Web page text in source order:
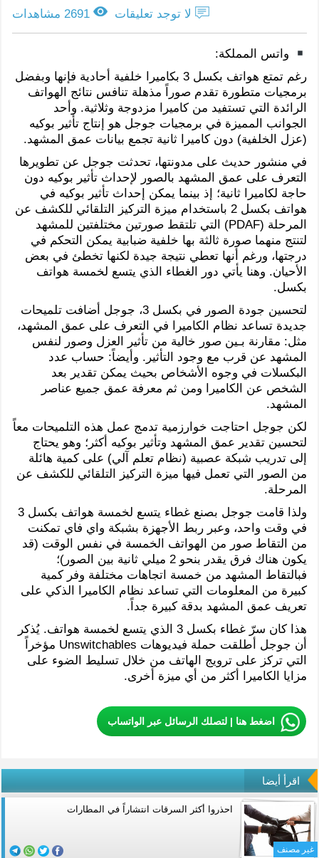
لا توجد تعليقات 2691 مشاهدات
واتس المملكة:
رغم تمتع هواتف بكسل 3 بكاميرا خلفية أحادية فإنها وبفضل
برمجيات متطورة تقدم صوراً مذهلة تنافس نتائج الهواتف
الرائدة التي تستفيد من كاميرا مزدوجة وثلاثية. وأحد
الجوانب المميزة في برمجيات جوجل هو إنتاج تأثير بوكيه
(عزل الخلفية) دون كاميرا ثانية تجمع بيانات عمق المشهد.
في منشور حديث على مدونتها، تحدثت جوجل عن تطويرها
التعرف على عمق المشهد بالصور لإحداث تأثير بوكيه دون
حاجة لكاميرا ثانية؛ إذ بينما يمكن إحداث تأثير بوكيه في
هواتف بكسل 2 باستخدام ميزة التركيز التلقائي للكشف عن
المرحلة (PDAF) التي تلتقط صورتين مختلفتين للمشهد
لتنتج منهما صورة ثالثة بها خلفية ضبابية يمكن التحكم في
درجتها، ورغم أنها تعطي نتيجة جيدة لكنها تخطئ في بعض
الأحيان. وهنا يأتي دور الغطاء الذي يتسع لخمسة هواتف
بكسل.
لتحسين جودة الصور في بكسل 3، جوجل أضافت تلميحات
جديدة تساعد نظام الكاميرا في التعرف على عمق المشهد،
مثل: مقارنة بـين صور خالية من تأثير العزل وصور لنفس
المشهد عن قرب مع وجود التأثير. وأيضاً: حساب عدد
البكسلات في وجوه الأشخاص بحيث يمكن تقدير بعد
الشخص عن الكاميرا ومن ثم معرفة عمق جميع عناصر
المشهد.
لكن جوجل احتاجت خوارزمية تدمج عمل هذه التلميحات معاً
لتحسين تقدير عمق المشهد وتأثير بوكيه أكثر؛ وهو يحتاج
إلى تدريب شبكة عصبية (نظام تعلم آلي) على كمية هائلة
من الصور التي تعمل فيها ميزة التركيز التلقائي للكشف عن
المرحلة.
ولذا قامت جوجل بصنع غطاء يتسع لخمسة هواتف بكسل 3
في وقت واحد، وعبر ربط الأجهزة بشبكة واي فاي تمكنت
من التقاط صور من الهواتف الخمسة في نفس الوقت (قد
يكون هناك فرق يقدر بنحو 2 ميلي ثانية بين الصور)؛
فبالتقاط المشهد من خمسة اتجاهات مختلفة وفر كمية
كبيرة من المعلومات التي تساعد نظام الكاميرا الذكي على
تعريف عمق المشهد بدقة كبيرة جداً.
هذا كان سرّ غطاء بكسل 3 الذي يتسع لخمسة هواتف. يُذكر
أن جوجل أطلقت حملة فيديوهات Unswitchables مؤخراً
التي تركز على ترويج الهاتف من خلال تسليط الضوء على
مزايا الكاميرا أكثر من أي ميزة أخرى.
اضغط هنا | لتصلك الرسائل عبر الواتساب
اقرأ أيضا
غير مصنف
احذروا أكثر السرقات انتشاراً في المطارات